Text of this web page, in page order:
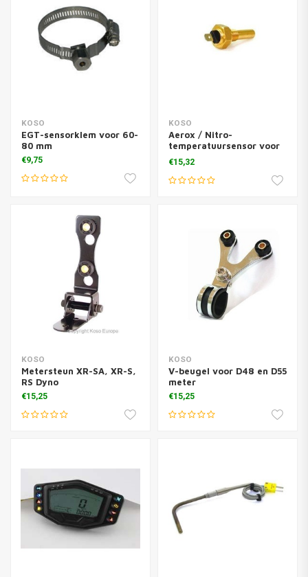
KOSO
EGT-sensorklem voor 60-
80 mm
€9,75
KOSO
Aerox / Nitro-
temperatuursensor voor
GP-stijlmeter
€15,32
KOSO
Metersteun XR-SA, XR-S,
RS Dyno
€15,25
KOSO
V-beugel voor D48 en D55
meter
€15,25